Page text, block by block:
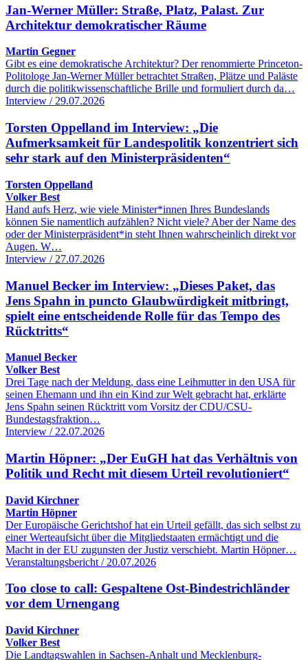
Jan-Werner Müller: Straße, Platz, Palast. Zur
Architektur demokratischer Räume
Martin Gegner
Gibt es eine demokratische Architektur? Der renommierte Princeton-
Politologe Jan-Werner Müller betrachtet Straßen, Plätze und Paläste
durch die politikwissenschaftliche Brille und formuliert durch da…
Interview / 29.07.2026
Torsten Oppelland im Interview: „Die
Aufmerksamkeit für Landespolitik konzentriert sich
sehr stark auf den Ministerpräsidenten“
Torsten Oppelland
Volker Best
Hand aufs Herz, wie viele Minister*innen Ihres Bundeslands
können Sie namentlich aufzählen? Nicht viele? Aber der Name des
oder der Ministerpräsident*in steht Ihnen wahrscheinlich direkt vor
Augen. W…
Interview / 27.07.2026
Manuel Becker im Interview: „Dieses Paket, das
Jens Spahn in puncto Glaubwürdigkeit mitbringt,
spielt eine entscheidende Rolle für das Tempo des
Rücktritts“
Manuel Becker
Volker Best
Drei Tage nach der Meldung, dass eine Leihmutter in den USA für
seinen Ehemann und ihn ein Kind zur Welt gebracht hat, erklärte
Jens Spahn seinen Rücktritt vom Vorsitz der CDU/CSU-
Bundestagsfraktion…
Interview / 22.07.2026
Martin Höpner: „Der EuGH hat das Verhältnis von
Politik und Recht mit diesem Urteil revolutioniert“
David Kirchner
Martin Höpner
Der Europäische Gerichtshof hat ein Urteil gefällt, das sich selbst zu
einer Werteaufsicht über die Mitgliedstaaten ermächtigt und die
Macht in der EU zugunsten der Justiz verschiebt. Martin Höpner…
Veranstaltungsbericht / 20.07.2026
Too close to call: Gespaltene Ost-Bindestrichländer
vor dem Urnengang
David Kirchner
Volker Best
Die Landtagswahlen in Sachsen-Anhalt und Mecklenburg-